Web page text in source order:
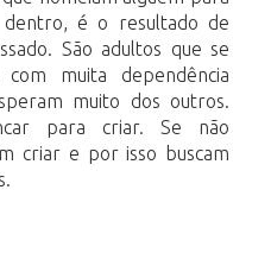
é o resultado de
São adultos que se
muita dependência
muito dos outros.
para criar. Se não
criar e por isso buscam